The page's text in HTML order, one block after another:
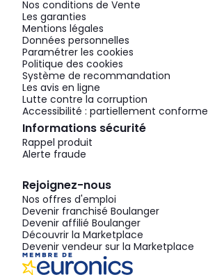
Nos conditions de Vente
Les garanties
Mentions légales
Données personnelles
Paramétrer les cookies
Politique des cookies
Système de recommandation
Les avis en ligne
Lutte contre la corruption
Accessibilité : partiellement conforme
Informations sécurité
Rappel produit
Alerte fraude
Rejoignez-nous
Nos offres d'emploi
Devenir franchisé Boulanger
Devenir affilié Boulanger
Découvrir la Marketplace
Devenir vendeur sur la Marketplace